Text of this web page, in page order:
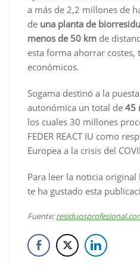
a más de 2,2 millones de
de una planta de
menos de 50 km de
esta forma ahorrar
económicos.
Sogama destinó a la
autonómica un total de 45
los cuales 30 millones
FEDER REACT IU como
Europea a la crisis del
Para leer la noticia original
te ha gustado esta
Fuente: